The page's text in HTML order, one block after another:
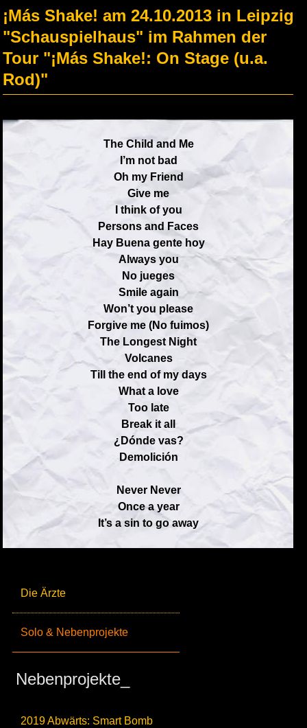
Die Ärzte
Solo & Nebenprojekte
Nebenprojekte_
2019 Abwärts: Smart Bomb
¡Más Shake! am 24.10.2013 in Leipzig
"Schauspielhaus" im Rahmen der
Tour "¡Más Shake!: On Stage (u.a.
Rod)"
The Child and Me
I’m not bad
Oh my Friend
Give me
I think of you
Persons and Faces
Hay Buena gente hoy
Always you
No jueges
Smile again
Won’t you please
Forgive me (No fuimos)
The Longest Night
Volcanes
Till the end of my days
What a love
Too late
Break it all
¿Dónde vas?
Demolición
Never Never
Once a year
It’s a sin to go away